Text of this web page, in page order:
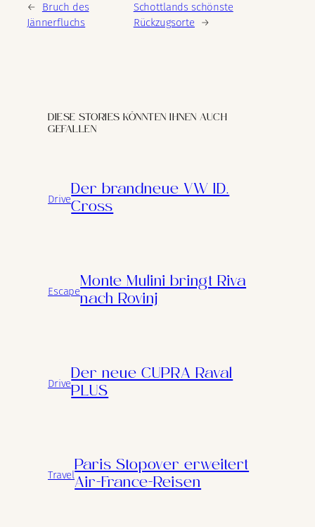
←
Bruch des
Jännerfluchs
Schottlands schönste
Rückzugsorte
→
DIESE STORIES KÖNNTEN IHNEN AUCH
GEFALLEN
Drive
Der brandneue VW ID.
Cross
Escape
Monte Mulini bringt Riva
nach Rovinj
Drive
Der neue CUPRA Raval
PLUS
Travel
Paris Stopover erweitert
Air-France-Reisen